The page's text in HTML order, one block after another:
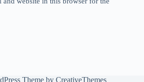
Theme by CreativeThemes